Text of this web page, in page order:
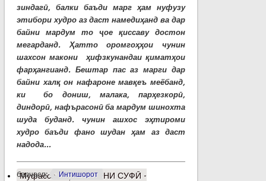
зиндагӣ, балки баъди марг ҳам нуфузу
этибори худро аз даст намедиҳанд ва дар
байни мардум то ҷое қиссаву достон
мегарданд. Ҳатто оромгоҳҳои чунин
шахсон макони ҳифзкунандаи қиматҳои
фарҳангианд. Бештар пас аз марги дар
байни халқ он нафароне мавқеъ меёбанд,
ки бо дониш, малака, парҳезкорӣ,
диндорӣ, нафърасонӣ ба мардум шинохта
шуда буданд. чунин ашхос эҳтироми
худро баъди фано шудан ҳам аз даст
надода...
барчасп: Интишорот
Муфассалтаро ЭШОНИ СУФӢ -